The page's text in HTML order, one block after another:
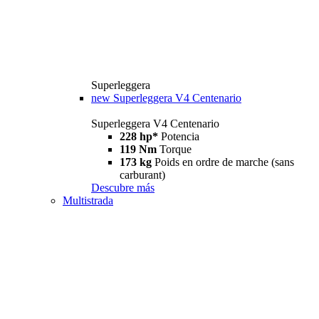
Superleggera
new Superleggera V4 Centenario
Superleggera V4 Centenario
228 hp* Potencia
119 Nm Torque
173 kg Poids en ordre de marche (sans
carburant)
Descubre más
Multistrada